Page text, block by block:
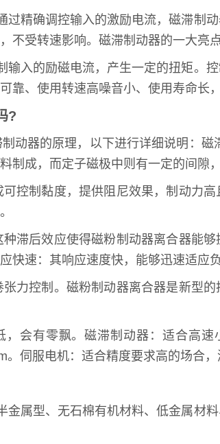
精确调控输入的激励电流，磁滞制
受转速影响。磁滞制动器的一大亮
入的励磁电流，产生一定的扭矩。
、使用转速高噪音小、使用寿命长
?
动器的原理，以下进行详细说明：
成，而定子磁极中则有一定的间隙
控制黏度，提供阻尼效果，制动力
滞后效应使得磁粉制动器离合器能
速：其响应速度快，能够迅速适应负
力控制。磁粉制动器离合器是新型
会有零飘。磁滞制动器：适合高
伺服电机：适合精度要求高的场合，
属型、无石棉有机材料、低金属材